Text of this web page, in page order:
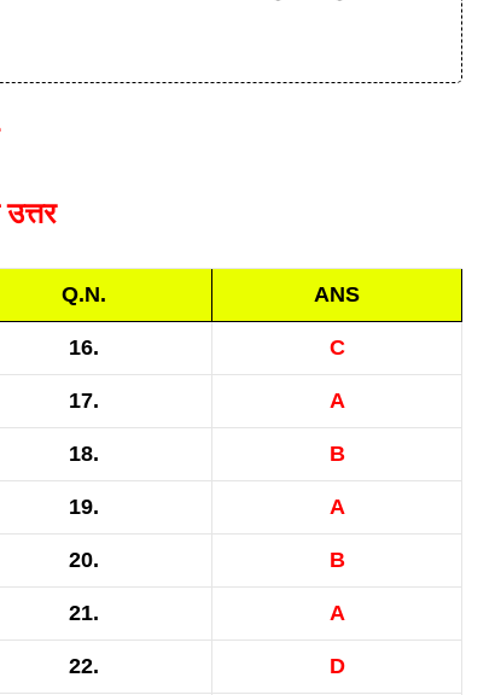
Q.N. ANS
16. C
17. A
18. B
19. A
20. B
21. A
22. D